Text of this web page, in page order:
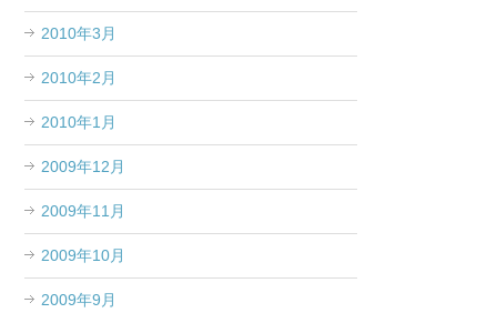
2010年3月
2010年2月
2010年1月
2009年12月
2009年11月
2009年10月
2009年9月